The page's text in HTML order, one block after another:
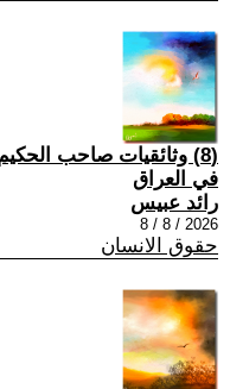
(8) وثائقيات صاحب
في العراق
رائد عبيس
2026 / 8 / 8
حقوق الانسان